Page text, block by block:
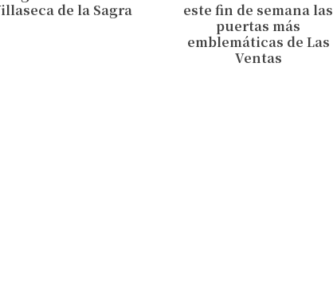
de la Sagra
este fin de semana las
puertas más
emblemáticas de Las
Ventas